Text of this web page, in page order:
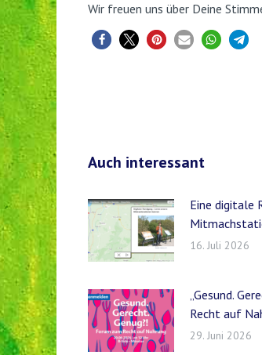
Wir freuen uns über Deine
Auch interessant
Eine digitale
16. Juli 2026
„Gesund.
Recht auf
29. Juni 2026